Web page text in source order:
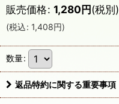
販売価格: 1,280円(税別)
(税込: 1,408円)
数量:
返品特約に関する重要事項